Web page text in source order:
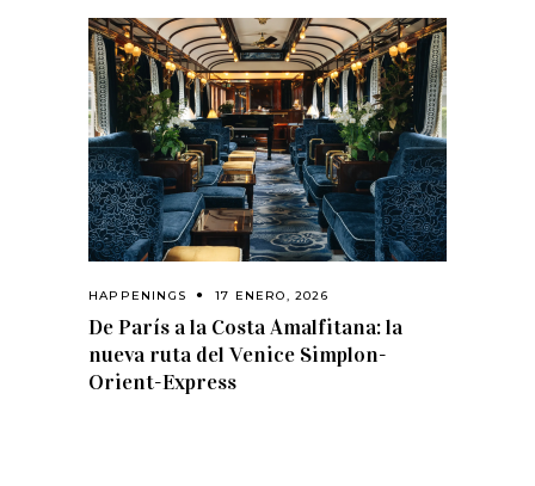
HAPPENINGS 17 ENERO, 2026
De París a la Costa Amalfitana: la
nueva ruta del Venice Simplon-
Orient-Express